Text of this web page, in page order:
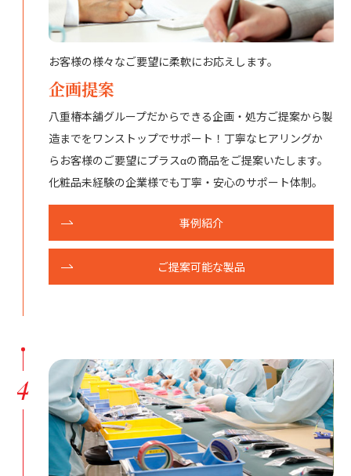
お客様の様々なご要望に柔軟にお応えします。
企画提案
八重椿本舖グループだからできる企画・処方ご提案から製
造までをワンストップでサポート！丁寧なヒアリングか
らお客様のご要望にプラスαの商品をご提案いたします。
化粧品未経験の企業様でも丁寧・安心のサポート体制。
事例紹介
ご提案可能な製品
4